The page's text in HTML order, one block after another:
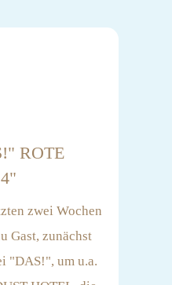
ROTE
zwei Wochen
Gast, zunächst
"DAS!", um u.a.